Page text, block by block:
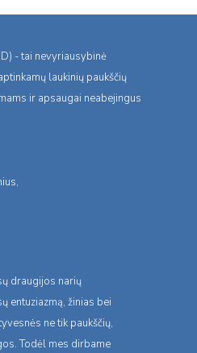
- tai nevyriausybinė
laukinių paukščių
ir apsaugai neabejingus
draugijos narių
entuziazmą, žinias bei
ne tik paukščių,
Todėl mes dirbame